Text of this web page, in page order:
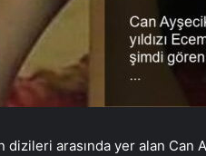
dizileri arasında yer alan